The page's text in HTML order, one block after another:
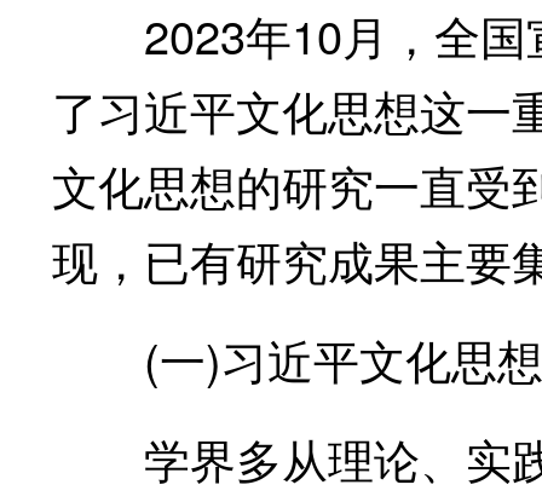
2023年10月，全国
了习近平文化思想这一
文化思想的研究一直受
现，已有研究成果主要
(一)习近平文化思想
学界多从理论、实